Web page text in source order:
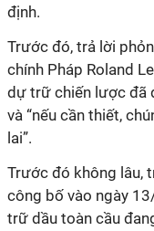
định.
Trước đó, trả lời
chính Pháp Roland
dự trữ chiến lược đã
và “nếu cần thiết,
lai”.
Trước đó không lâu,
công bố vào ngày
trữ dầu toàn cầu